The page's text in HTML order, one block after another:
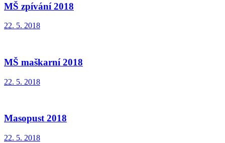
MŠ zpívání 2018
22. 5. 2018
MŠ maškarní 2018
22. 5. 2018
Masopust 2018
22. 5. 2018